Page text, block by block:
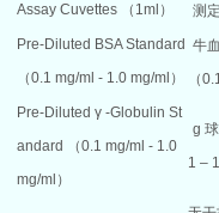
Assay Cuvettes （1ml） 测
Pre-Diluted BSA Standard
（0.1 mg/ml - 1.0 mg/ml）
牛
（
Pre-Diluted γ -Globulin St
andard （0.1 mg/ml - 1.0
mg/ml）
g
1 –